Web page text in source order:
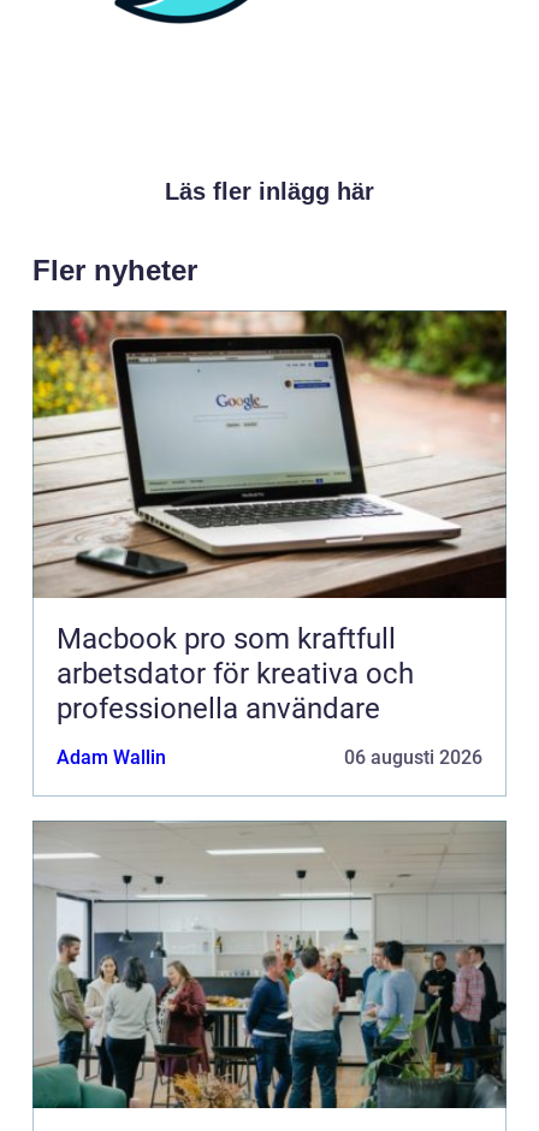
Läs fler inlägg här
Fler nyheter
Macbook pro som kraftfull
arbetsdator för kreativa och
professionella användare
Adam Wallin 06 augusti 2026